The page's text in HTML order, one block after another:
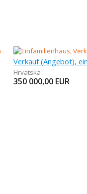
Hrvatska
350 000,00 EUR